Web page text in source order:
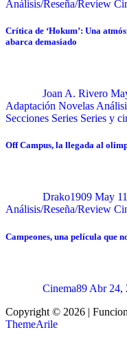
Análisis/Reseña/Review
Crítica de ‘Hokum’: Una
abarca demasiado
Joan A. Rivero
Adaptación Novelas
Secciones Series Series y
Off Campus, la llegada al
Drako1909 May
Análisis/Reseña/Review
Campeones, una película que
Cinema89 Abr 24,
Copyright © 2026 |
ThemeArile